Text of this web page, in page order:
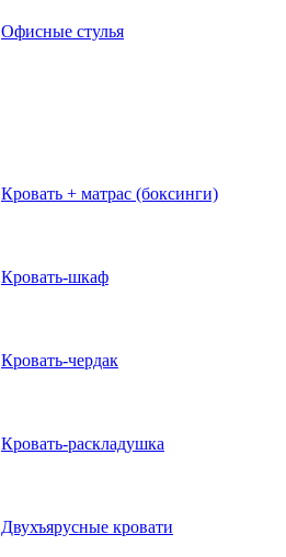
Офисные стулья
Кровать + матрас (боксинги)
Кровать-шкаф
Кровать-чердак
Кровать-раскладушка
Двухъярусные кровати